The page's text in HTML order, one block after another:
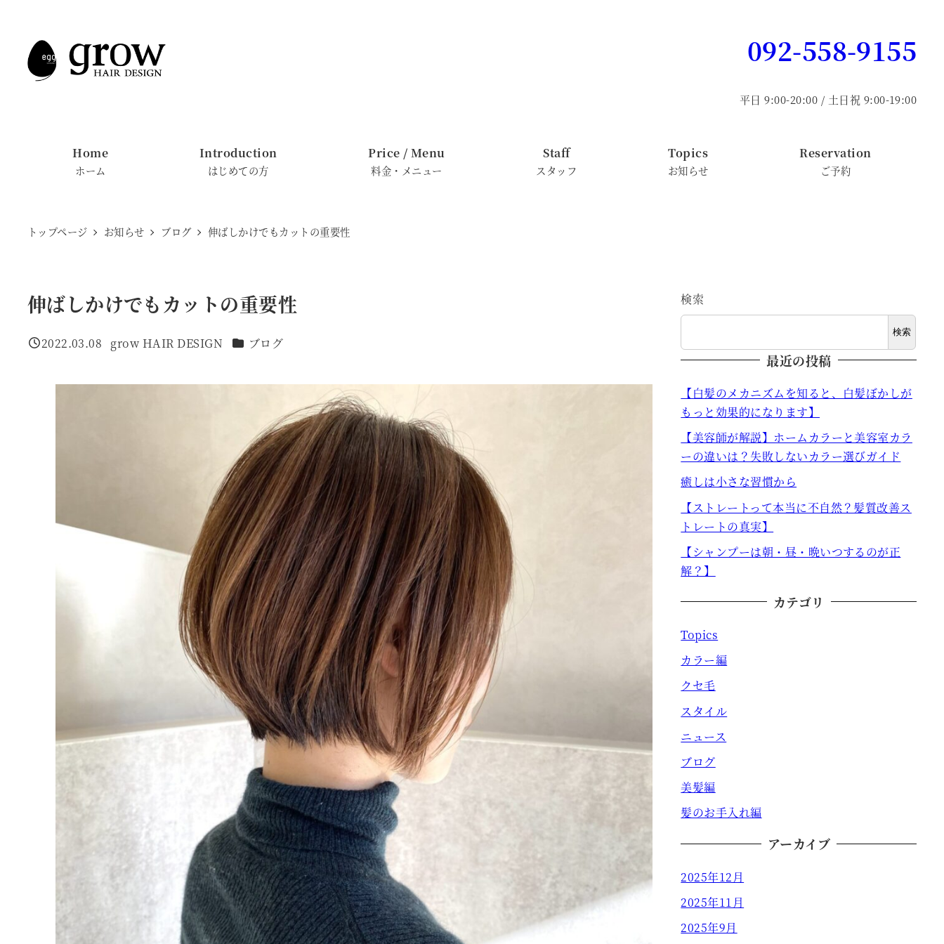
092-558-9155
平日 9:00-20:00 / 土日祝 9:00-19:00
Home
ホーム
Introduction
はじめての方
Price / Menu
料金・メニュー
Staff
スタッフ
Topics
お知らせ
Reservation
ご予約
トップページ お知らせ ブログ 伸ばしかけでもカットの重要性
伸ばしかけでもカットの重要性
投稿日
2022.03.08
著
grow HAIR DESIGN カテゴリー
ブログ
検索
検索
最近の投稿
【白髪のメカニズムを知ると、白髪ぼかしが
もっと効果的になります】
【美容師が解説】ホームカラーと美容室カラ
ーの違いは？失敗しないカラー選びガイド
癒しは小さな習慣から
【ストレートって本当に不自然？髪質改善ス
トレートの真実】
【シャンプーは朝・昼・晩いつするのが正
解？】
カテゴリ
Topics
カラー編
クセ毛
スタイル
ニュース
ブログ
美髪編
髪のお手入れ編
アーカイブ
2025年12月
2025年11月
2025年9月